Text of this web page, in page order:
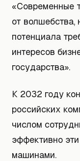
«Современные
от волшебства,
потенциала
интересов
государства».
К 2032 году
российских
числом
эффективно
машинами.